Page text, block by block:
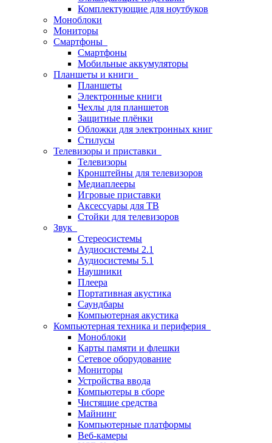
Комплектующие для ноутбуков
Моноблоки
Мониторы
Смартфоны
Смартфоны
Мобильные аккумуляторы
Планшеты и книги
Планшеты
Электронные книги
Чехлы для планшетов
Защитные плёнки
Обложки для электронных книг
Стилусы
Телевизоры и приставки
Телевизоры
Кронштейны для телевизоров
Медиаплееры
Игровые приставки
Аксессуары для ТВ
Стойки для телевизоров
Звук
Стереосистемы
Аудиосистемы 2.1
Аудиосистемы 5.1
Наушники
Плеера
Портативная акустика
Саундбары
Компьютерная акустика
Компьютерная техника и периферия
Моноблоки
Карты памяти и флешки
Сетевое оборудование
Мониторы
Устройства ввода
Компьютеры в сборе
Чистящие средства
Майнинг
Компьютерные платформы
Веб-камеры